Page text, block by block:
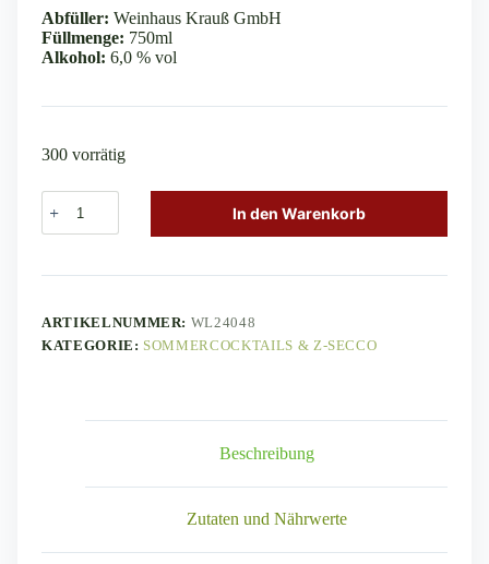
Abfüller: Weinhaus Krauß GmbH
Füllmenge: 750ml
Alkohol: 6,0 % vol
300 vorrätig
Berizz
Rhabarber
Secco
Menge
In den Warenkorb
r
n
ARTIKELNUMMER: WL24048
KATEGORIE: SOMMERCOCKTAILS & Z-SECCO
Beschreibung
Zutaten und Nährwerte